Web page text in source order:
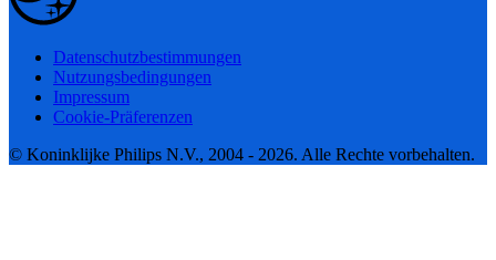
Datenschutzbestimmungen
Nutzungsbedingungen
Impressum
Cookie-Präferenzen
© Koninklijke Philips N.V., 2004 - 2026. Alle Rechte vorbehalten.